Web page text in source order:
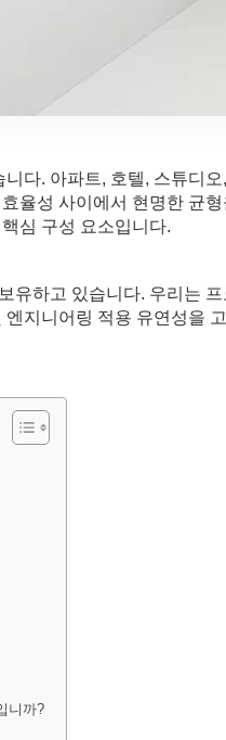
다. 아파트, 호텔, 스튜디
율성 사이에서 현명한 균
심 구성 요소입니다.
유하고 있습니다. 우리는
지니어링 적용 유연성을
니까?